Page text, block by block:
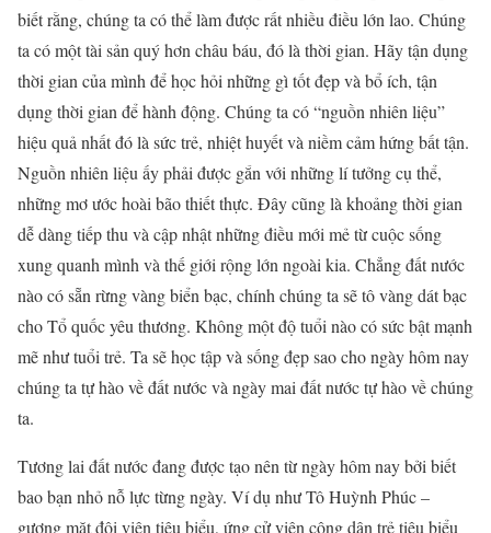
biết rằng, chúng ta có thể làm được rất nhiều điều lớn lao. Chúng
ta có một tài sản quý hơn châu báu, đó là thời gian. Hãy tận dụng
thời gian của mình để học hỏi những gì tốt đẹp và bổ ích, tận
dụng thời gian để hành động. Chúng ta có “nguồn nhiên liệu”
hiệu quả nhất đó là sức trẻ, nhiệt huyết và niềm cảm hứng bất tận.
Nguồn nhiên liệu ấy phải được gắn với những lí tưởng cụ thể,
những mơ ước hoài bão thiết thực. Đây cũng là khoảng thời gian
dễ dàng tiếp thu và cập nhật những điều mới mẻ từ cuộc sống
xung quanh mình và thế giới rộng lớn ngoài kia. Chẳng đất nước
nào có sẵn rừng vàng biển bạc, chính chúng ta sẽ tô vàng dát bạc
cho Tổ quốc yêu thương. Không một độ tuổi nào có sức bật mạnh
mẽ như tuổi trẻ. Ta sẽ học tập và sống đẹp sao cho ngày hôm nay
chúng ta tự hào về đất nước và ngày mai đất nước tự hào về chúng
ta.
Tương lai đất nước đang được tạo nên từ ngày hôm nay bởi biết
bao bạn nhỏ nỗ lực từng ngày. Ví dụ như Tô Huỳnh Phúc –
gương mặt đội viên tiêu biểu, ứng cử viên công dân trẻ tiêu biểu